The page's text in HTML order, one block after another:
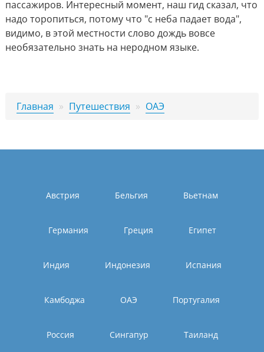
пассажиров. Интересный момент, наш гид сказал, что
надо торопиться, потому что "с неба падает вода",
видимо, в этой местности слово дождь вовсе
необязательно знать на неродном языке.
Главная » Путешествия » ОАЭ
Австрия Бельгия Вьетнам
Германия Греция Египет
Индия Индонезия Испания
Камбоджа ОАЭ Португалия
Россия Сингапур Таиланд